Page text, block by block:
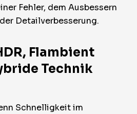
Fehler, dem Ausbessern
Detailverbesserung.
Flambient
Technik
Schnelligkeit im